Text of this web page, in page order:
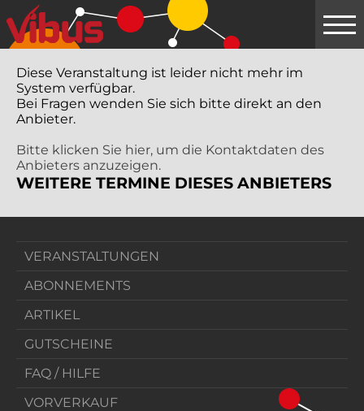
Springe
zum
Hauptinhalt
Diese Veranstaltung ist leider nicht mehr im
System verfügbar.
Bei Fragen wenden Sie sich bitte direkt an den
Anbieter.
Bitte klicken Sie hier, um die Kontaktdaten des
Anbieters anzuzeigen.
WEITERE TERMINE DIESES ANBIETERS
VERANSTALTUNGEN
ABONNEMENTS
ARTIKEL
GUTSCHEINE
FAQ / HILFE
VORVERKAUF